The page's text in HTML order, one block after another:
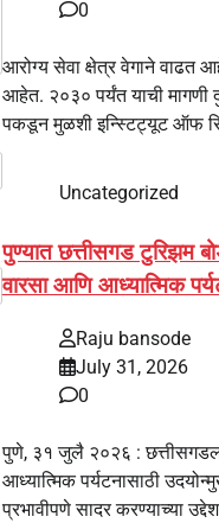
0
आरोग्य सेवा क्षेत्र वेगाने वाढत
आहेत. २०३० पर्यंत याची मागणी
पकडून मुळशी इन्स्टिट्यूट ऑफ
Uncategorized
पुण्यात छत्तीसगड टुरिझम
वारसा आणि आध्यात्मिक
Raju bansode
July 31, 2026
0
पुणे, ३१ जुलै २०२६ :
आध्यात्मिक पर्यटनासाठी
प्रभावीपणे सादर करण्याच्या